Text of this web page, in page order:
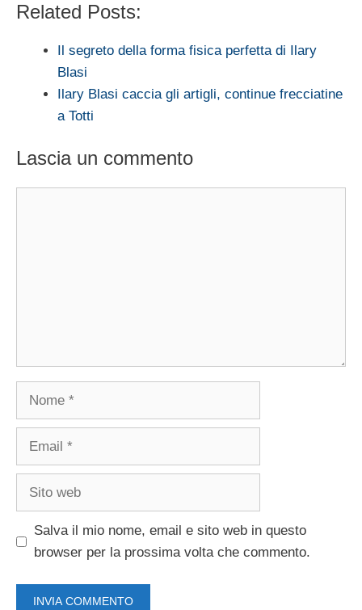
Related Posts:
Il segreto della forma fisica perfetta di Ilary
Blasi
Ilary Blasi caccia gli artigli, continue frecciatine
a Totti
Lascia un commento
Nome
Email
Sito
Salva il mio nome, email e sito web in questo
browser per la prossima volta che commento.